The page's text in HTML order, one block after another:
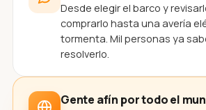
Desde elegir el barco y
comprarlo hasta una avería
tormenta. Mil personas ya
resolverlo.
Gente afín por todo el